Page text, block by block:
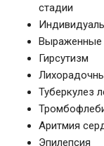
стадии
Выраженные
Гирсутизм
Туберкулез
Аритмия
Эпилепсия